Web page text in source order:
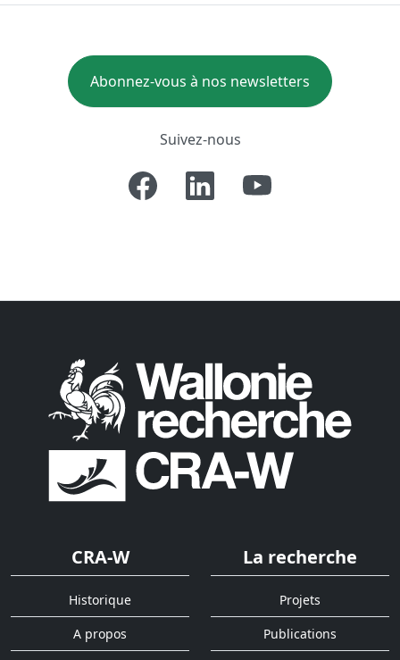
Abonnez-vous à nos newsletters
Suivez-nous
CRA-W
Historique
A propos
La recherche
Projets
Publications